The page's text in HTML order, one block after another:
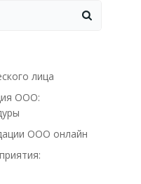
лица
ООО:
ООО онлайн